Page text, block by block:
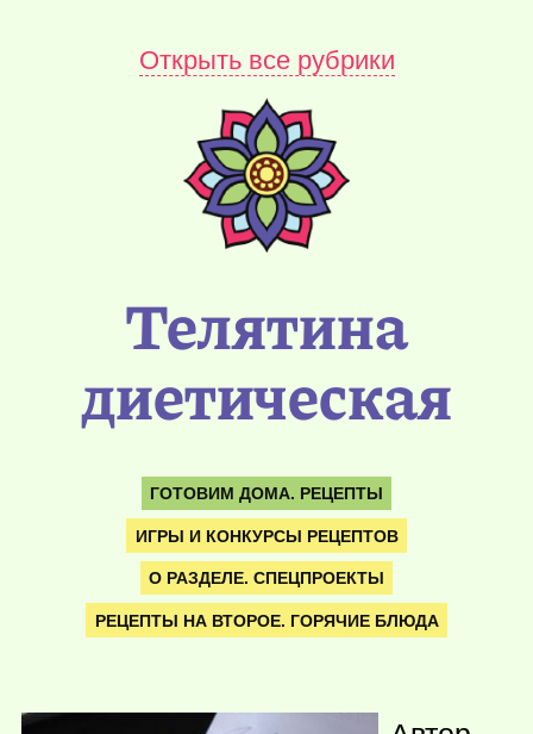
Открыть все рубрики
Телятина
диетическая
ГОТОВИМ ДОМА. РЕЦЕПТЫ
ИГРЫ И КОНКУРСЫ РЕЦЕПТОВ
О РАЗДЕЛЕ. СПЕЦПРОЕКТЫ
РЕЦЕПТЫ НА ВТОРОЕ. ГОРЯЧИЕ БЛЮДА